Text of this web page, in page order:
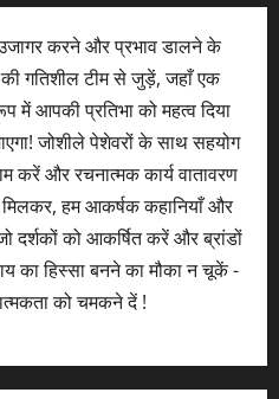
करने और प्रभाव डालने के
गतिशील टीम से जुड़ें, जहाँ एक
में आपकी प्रतिभा को महत्व दिया
जोशीले पेशेवरों के साथ सहयोग
करें और रचनात्मक कार्य वातावरण
हम आकर्षक कहानियाँ और
दर्शकों को आकर्षित करें और ब्रांडों
का हिस्सा बनने का मौका न चूकें -
को चमकने दें !